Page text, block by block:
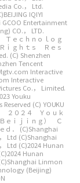
Co.， Ltd.
IQIYI
GCOO Entertainment
CO.， LTD.
ｅｃｈｎｏｌｏｇ
ｇｈｔｓ Ｒｅｓ
(C) Shenzhen
Tencent
Interactive
Interactive
Co.， Limited.
Youku
(C) YOUKU
２０２４ Ｙｏｕｋ
ｅｉｊｉｎｇ） Ｃ
． (C)Shanghai
Ltd (C)Shanghai
Ltd (C)2024 Hunan
Hunan
Linmon
(Beijing)